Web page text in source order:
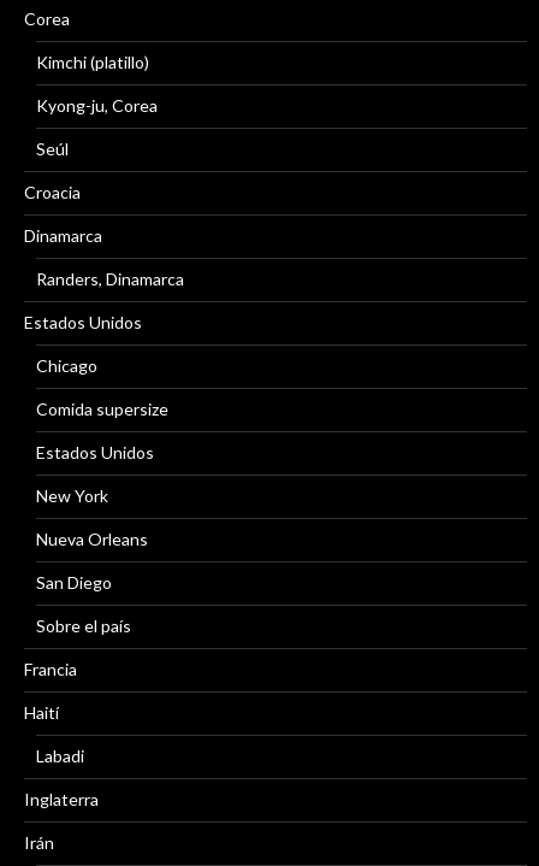
Corea
Kimchi (platillo)
Kyong-ju, Corea
Seúl
Croacia
Dinamarca
Randers, Dinamarca
Estados Unidos
Chicago
Comida supersize
Estados Unidos
New York
Nueva Orleans
San Diego
Sobre el país
Francia
Haití
Labadi
Inglaterra
Irán